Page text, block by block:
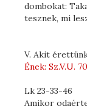
dombokat:
tesznek, mi
V. Akit
Ének: Sz.V.U.
Lk 23-33-46
Amikor